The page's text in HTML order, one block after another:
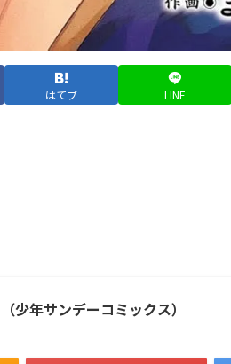
はてブ LINE
少年サンデーコミックス）